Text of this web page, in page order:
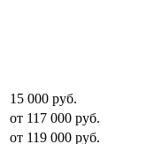
15 000 руб.
от 117 000 руб.
от 119 000 руб.